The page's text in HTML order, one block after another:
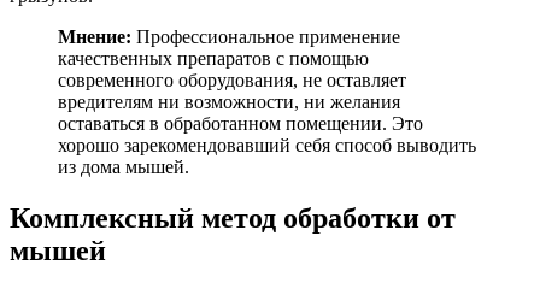
Мнение: Профессиональное применение
качественных препаратов с помощью
современного оборудования, не оставляет
вредителям ни возможности, ни желания
оставаться в обработанном помещении. Это
хорошо зарекомендовавший себя способ выводить
из дома мышей.
Комплексный метод обработки от
мышей